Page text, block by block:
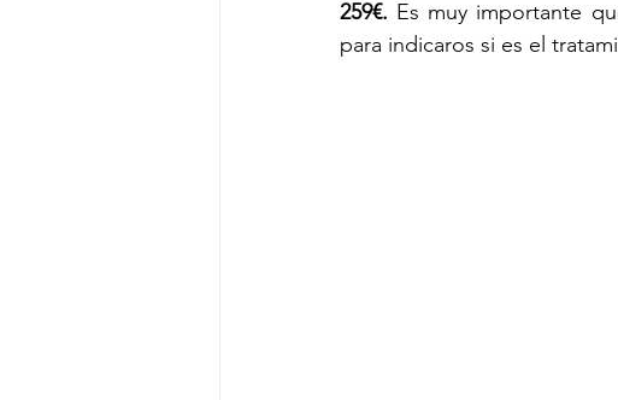
259€. Es muy importante
para indicaros si es el